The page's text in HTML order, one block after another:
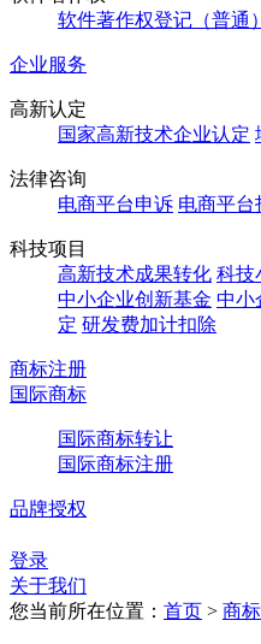
软件著作权登记（普通）
企业服务
高新认定
国家高新技术企业认定
法律咨询
电商平台申诉 电商平台
科技项目
高新技术成果转化 科技
中小企业创新基金 中小
定 研发费加计扣除
商标注册
国际商标
国际商标转让
国际商标注册
品牌授权
登录
关于我们
您当前所在位置： 首页 > 商